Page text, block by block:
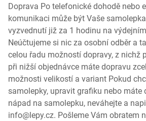
Doprava Po telefonické dohodě nebo
komunikaci může být Vaše
vyzvednutí již za 1 hodinu na
Neúčtujeme si nic za osobní odběr a
celou řadu možností dopravy, z nichž
při nižší objednávce máte dopravu
možnosti velikostí a variant Pokud
samolepky, upravit grafiku nebo máte
nápad na samolepku, neváhejte a
info@lepy.cz. Pošleme Vám obratem